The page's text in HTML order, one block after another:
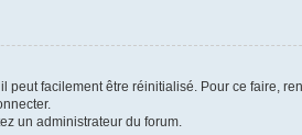
facilement être réinitialisé. Pour ce faire,
un administrateur du forum.